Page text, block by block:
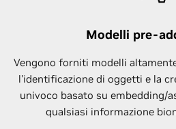
Modelli pre-
Vengono forniti modelli
l'identificazione di oggetti e la
univoco basato su embedding/
qualsiasi informazione